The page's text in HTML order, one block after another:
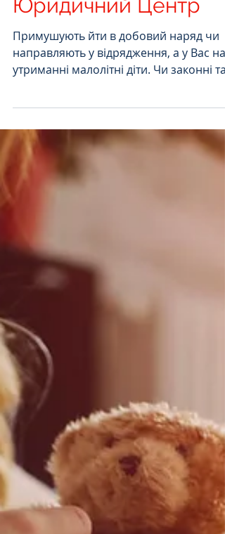
Подільський
Юридичний Центр
направляють у відрядження, а у Вас на
утриманні малолітні діти. Чи законні
дії командування...